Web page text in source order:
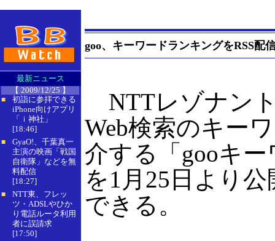
最新ニュース
【 2009/12/25 】
■
初詣に参拝できる
iPhone向けアプリ
「ｉ神社」
[18:46]
■
GyaO!、千葉真一
主演の映画「戦国
自衛隊」などを無
料配信
[18:27]
■
NTT東、フレッ
ツ・ADSLやひか
り電話ルータ利用
者に誤請求
[17:50]
goo、キーワードランキングをRSS配
NTTレゾナン
Web検索のキー
介する「gooキ
を1月25日より
できる。